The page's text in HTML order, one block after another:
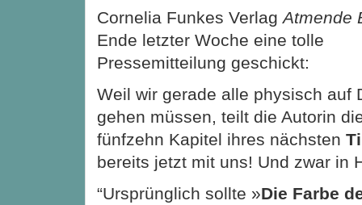
Cornelia Funkes VerlagAtmende
Ende letzter Woche eine tolle
Pressemitteilung geschickt:
Weil wir gerade alle physisch auf
gehen müssen, teilt die Autorin
fünfzehn Kapitel ihres nächsten
bereits jetzt mit uns! Und zwar in
“Ursprünglich sollte »Die Farbe